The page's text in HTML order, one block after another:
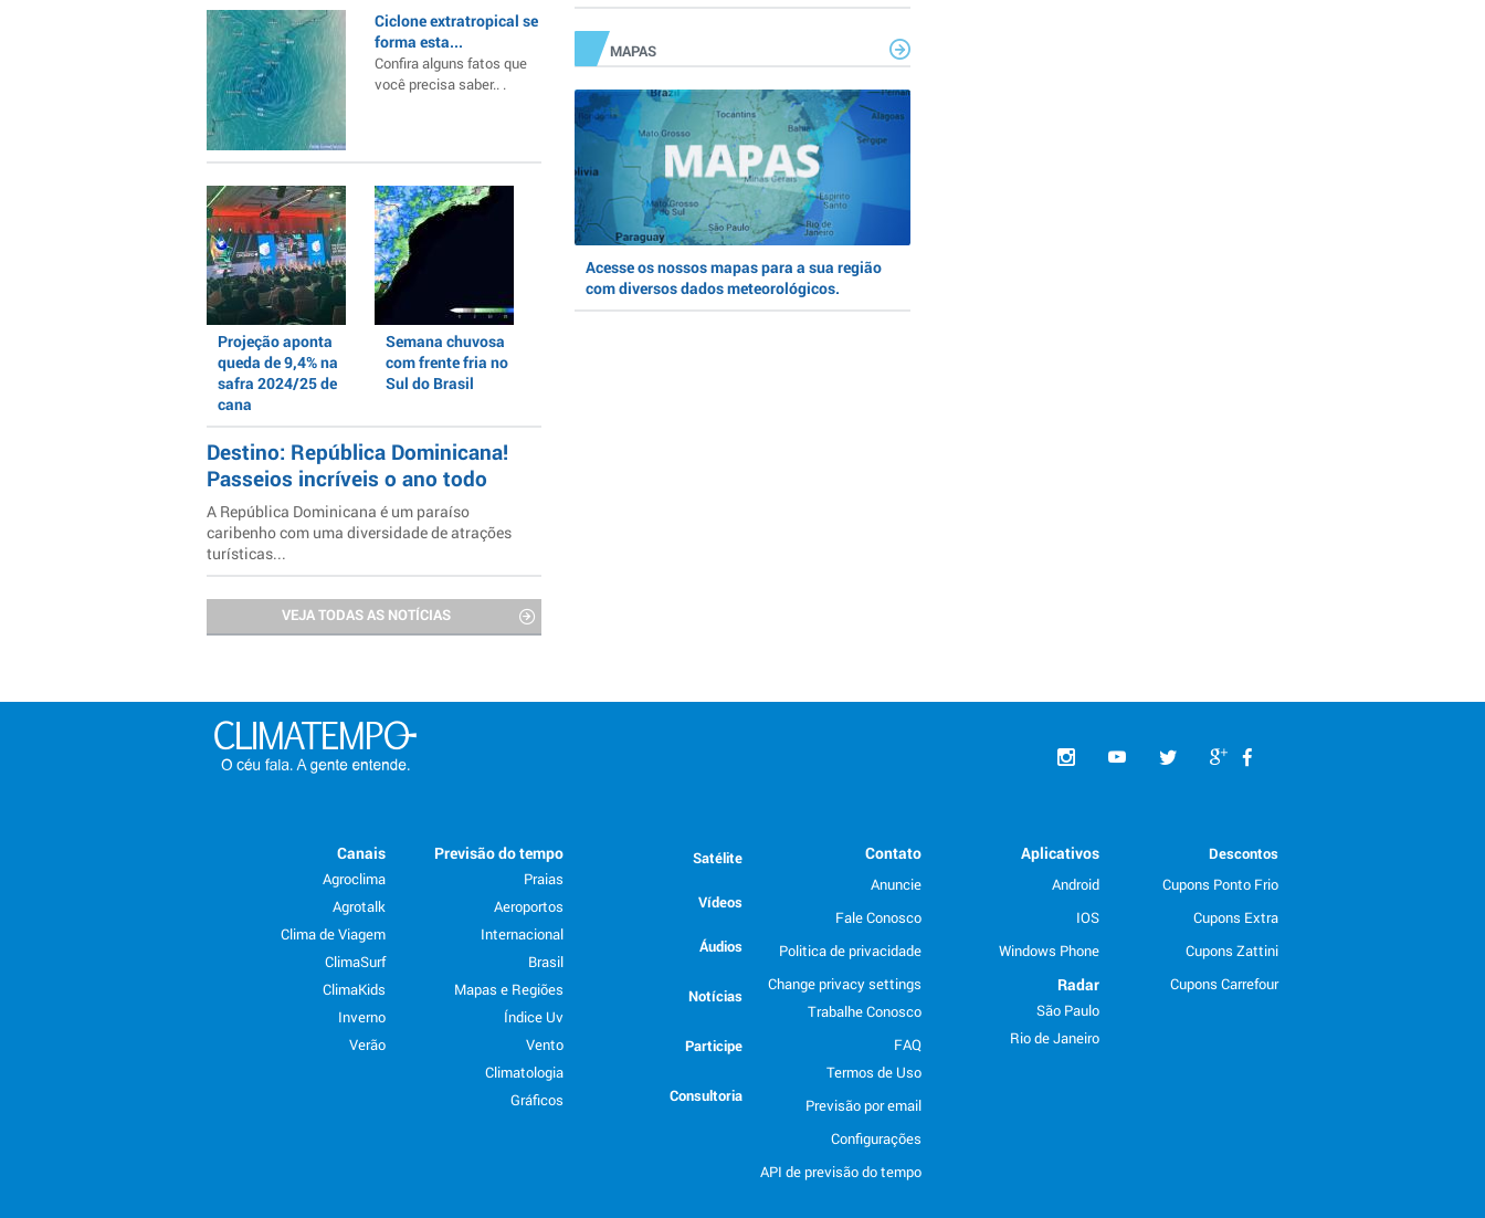
Ciclone extratropical se
forma esta...
Confira alguns fatos que
você precisa saber.. .
Projeção aponta
queda de 9,4% na
safra 2024/25 de
cana
Semana chuvosa
com frente fria no
Sul do Brasil
Destino: República Dominicana!
Passeios incríveis o ano todo
A República Dominicana é um paraíso
caribenho com uma diversidade de atrações
turísticas...
VEJA TODAS AS NOTÍCIAS
MAPAS
Acesse os nossos mapas para a sua região
com diversos dados meteorológicos.
Descontos
Cupons Ponto Frio
Cupons Extra
Cupons Zattini
Cupons Carrefour
Aplicativos
Android
IOS
Windows Phone
Radar
São Paulo
Rio de Janeiro
Contato
Anuncie
Fale Conosco
Politica de privacidade
Change privacy settings
Trabalhe Conosco
FAQ
Termos de Uso
Previsão por email
Configurações
API de previsão do tempo
Satélite
Vídeos
Áudios
Notícias
Participe
Consultoria
Previsão do tempo
Praias
Aeroportos
Internacional
Brasil
Mapas e Regiões
Índice Uv
Vento
Climatologia
Gráficos
Canais
Agroclima
Agrotalk
Clima de Viagem
ClimaSurf
ClimaKids
Inverno
Verão